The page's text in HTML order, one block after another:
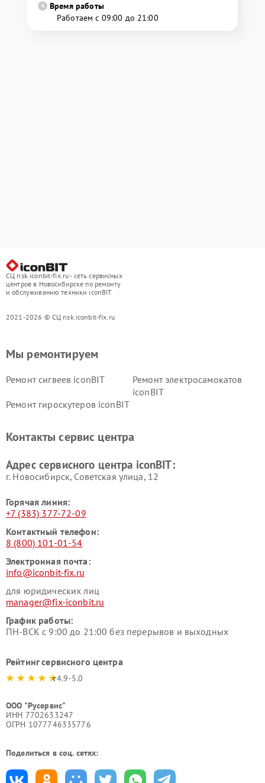
Время работы
Работаем с 09:00 до 21:00
СЦ nsk.iconbit-fix.ru - сеть сервисных
центров в Новосибирске по ремонту
и обслуживанию техники iconBIT
2021-2026 © СЦ nsk.iconbit-fix.ru
Мы ремонтируем
Ремонт сигвеев iconBIT
Ремонт электросамокатов
iconBIT
Ремонт гироскутеров iconBIT
Контакты сервис центра
Адрес сервисного центра iconBIT:
г. Новосибирск, Советская улица, 12
Горячая линия:
+7 (383) 377-72-09
Контактный телефон:
8 (800) 101-01-54
Электронная почта:
info@iconbit-fix.ru
для юридических лиц
manager@fix-iconbit.ru
График работы:
ПН-ВСК с 9:00 до 21:00 без перерывов и выходных
Рейтинг сервисного центра
4.9-5.0
ООО "Русервис"
ИНН 7702633247
ОГРН 1077746335776
Поделиться в соц. сетях: